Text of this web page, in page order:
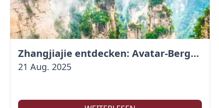
Zhangjiajie entdecken: Avatar-Berge & Altstadt von Fenghuang
21 Aug. 2025